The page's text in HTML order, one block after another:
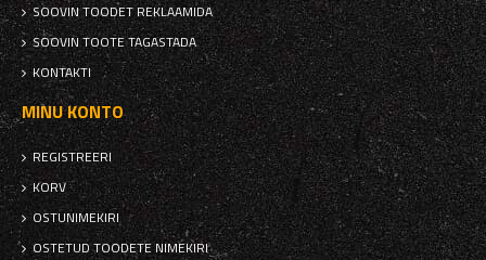
SOOVIN TOODET REKLAAMIDA
SOOVIN TOOTE TAGASTADA
KONTAKTI
MINU KONTO
REGISTREERI
KORV
OSTUNIMEKIRI
OSTETUD TOODETE NIMEKIRI